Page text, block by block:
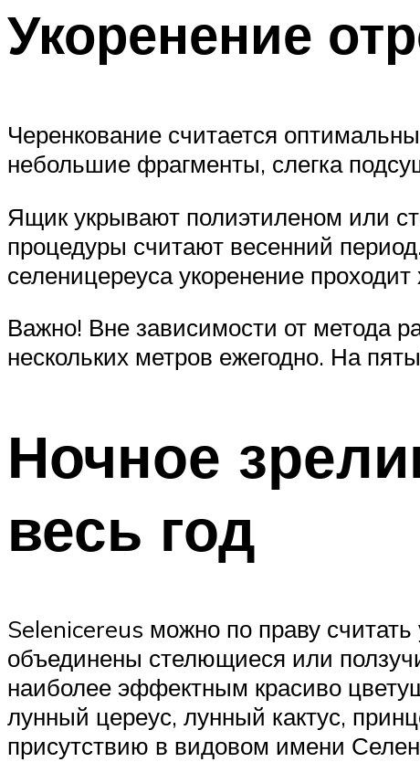
Укоренение
Черенкование считается
небольшие фрагменты, слегка
Ящик укрывают полиэтиленом или
процедуры считают весенний
селеницереуса укоренение проходит
Важно! Вне зависимости от метода
нескольких метров ежегодно. На
Ночное
весь год
Selenicereus можно по праву
объединены стелющиеся или
наиболее эффектным красиво
лунный цереус, лунный кактус,
присутствию в видовом имени